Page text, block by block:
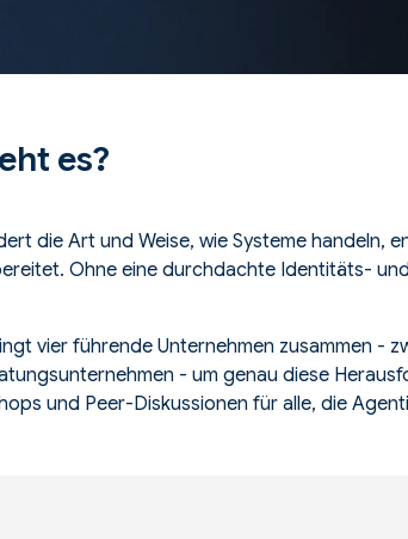
es?
die Art und Weise, wie Systeme handeln,
Ohne eine durchdachte Identitäts-
vier führende Unternehmen zusammen
- um genau diese
und Peer-Diskussionen für alle, die